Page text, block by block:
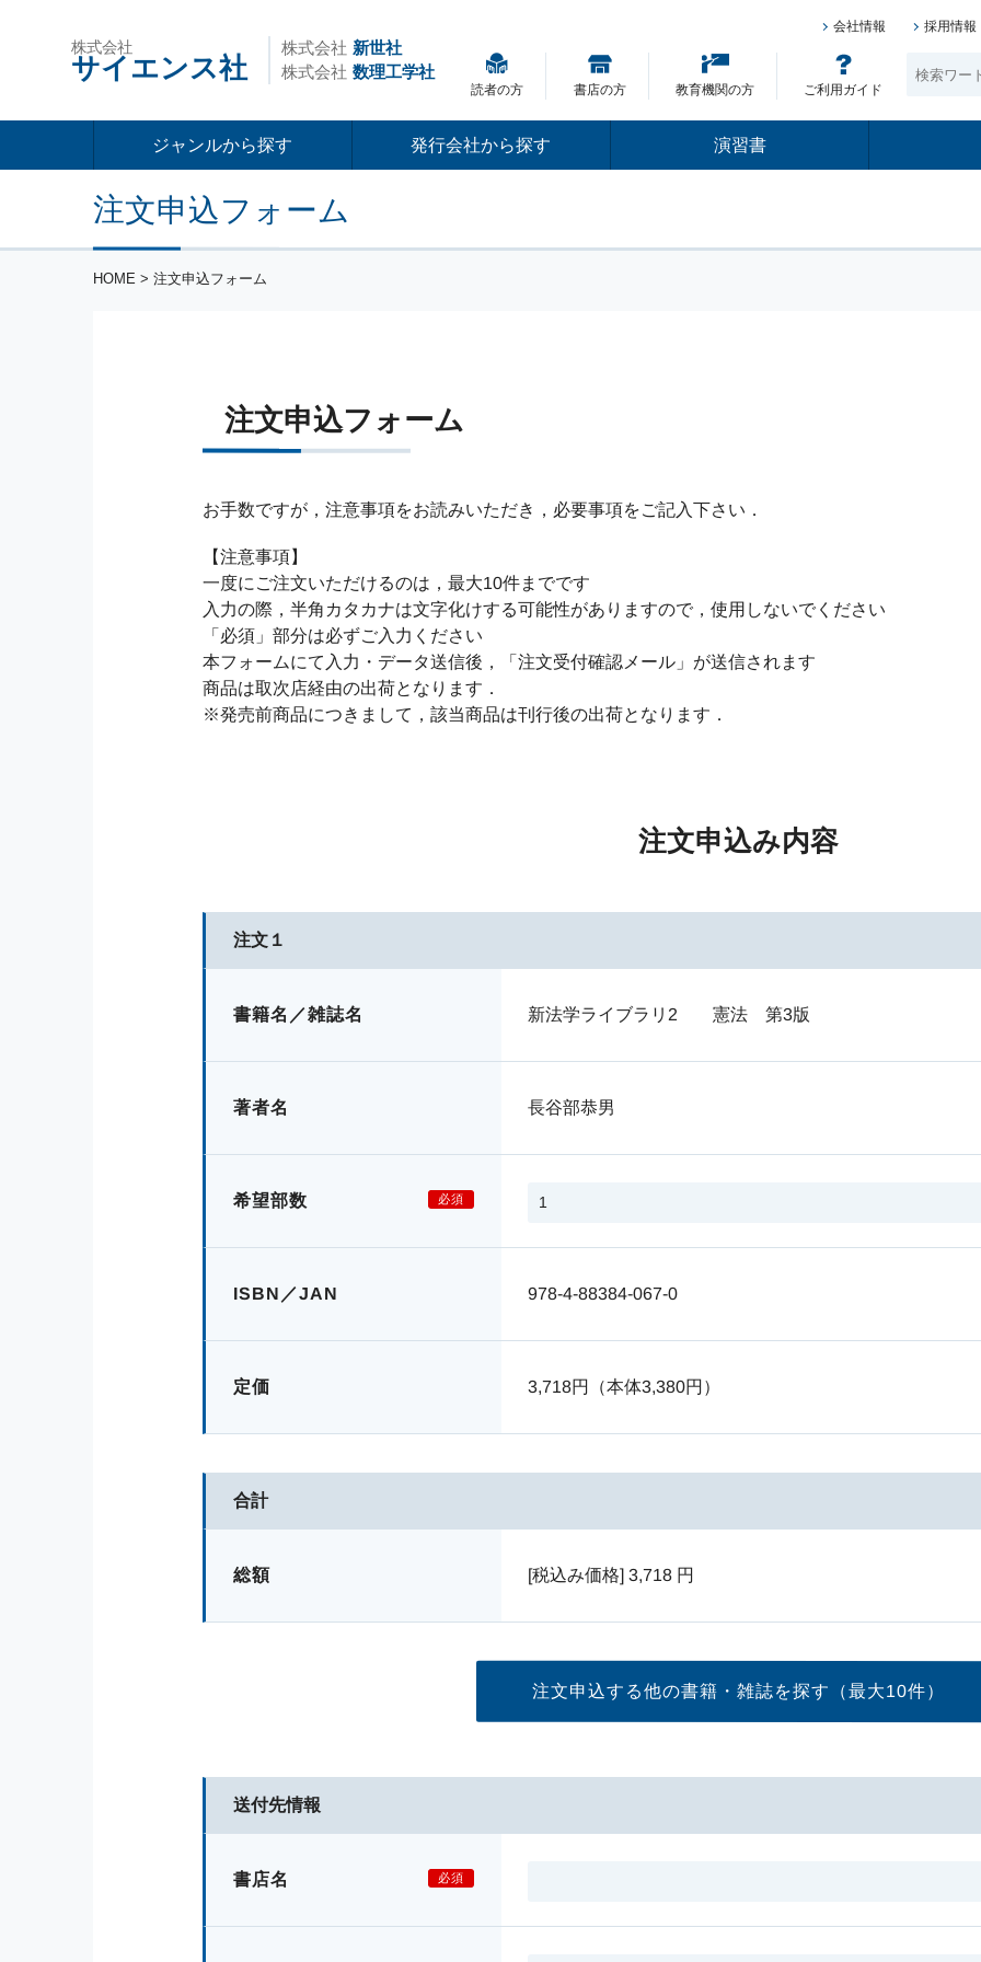
株式会社
サイエンス社
株式会社 新世社
株式会社 数理工学社
会社情報 採用情報
読者の方 書店の方 教育機関の方 ご利用ガイド
ジャンルから探す 発行会社から探す 演習書
注文申込フォーム
HOME > 注文申込フォーム
注文申込フォーム
お手数ですが，注意事項をお読みいただき，必要事項をご記入下さい．
【注意事項】
一度にご注文いただけるのは，最大10件までです
入力の際，半角カタカナは文字化けする可能性がありますので，使用しないでください
「必須」部分は必ずご入力ください
本フォームにて入力・データ送信後，「注文受付確認メール」が送信されます
商品は取次店経由の出荷となります．
※発売前商品につきまして，該当商品は刊行後の出荷となります．
注文申込み内容
注文１
書籍名／雑誌名 新法学ライブラリ2 憲法 第3版
著者名 長谷部恭男
希望部数 必須
ISBN／JAN 978-4-88384-067-0
定価 3,718円（本体3,380円）
合計
総額 [税込み価格]3,718円
注文申込する他の書籍・雑誌を探す（最大10件）
送付先情報
書店名 必須